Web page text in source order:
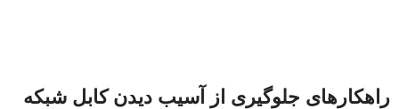
راهکارهای جلوگیری از آسیب دیدن کابل شبکه